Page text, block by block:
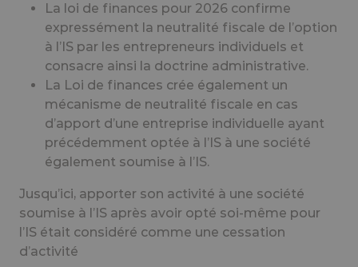
La loi de finances pour 2026 confirme
expressément la neutralité fiscale de l’option
à l’IS par les entrepreneurs individuels et
consacre ainsi la doctrine administrative.
La Loi de finances crée également un
mécanisme de neutralité fiscale en cas
d’apport d’une entreprise individuelle ayant
précédemment optée à l’IS à une société
également soumise à l’IS.
Jusqu’ici, apporter son activité à une société
soumise à l’IS après avoir opté soi-même pour
l’IS était considéré comme une cessation
d’activité